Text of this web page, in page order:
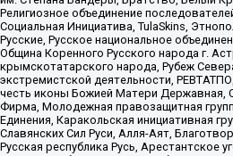
Религиозное объединение
Социальная Инициатива, TulaSkins,
Русские, Русское национальное
Община Коренного Русского народа г.
крымскотатарского народа, Рубеж
экстремистской деятельности,
честь иконы Божией Матери Державная,
Фирма, Молодежная правозащитная
Единения, Каракольская инициативная
Славянских Сил Руси, Алля-Аят,
Русская республика Русь, Арестантское